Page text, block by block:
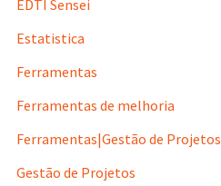
EDTI Sensei
Estatistica
Ferramentas
Ferramentas de melhoria
Ferramentas|Gestão de Projetos
Gestão de Projetos